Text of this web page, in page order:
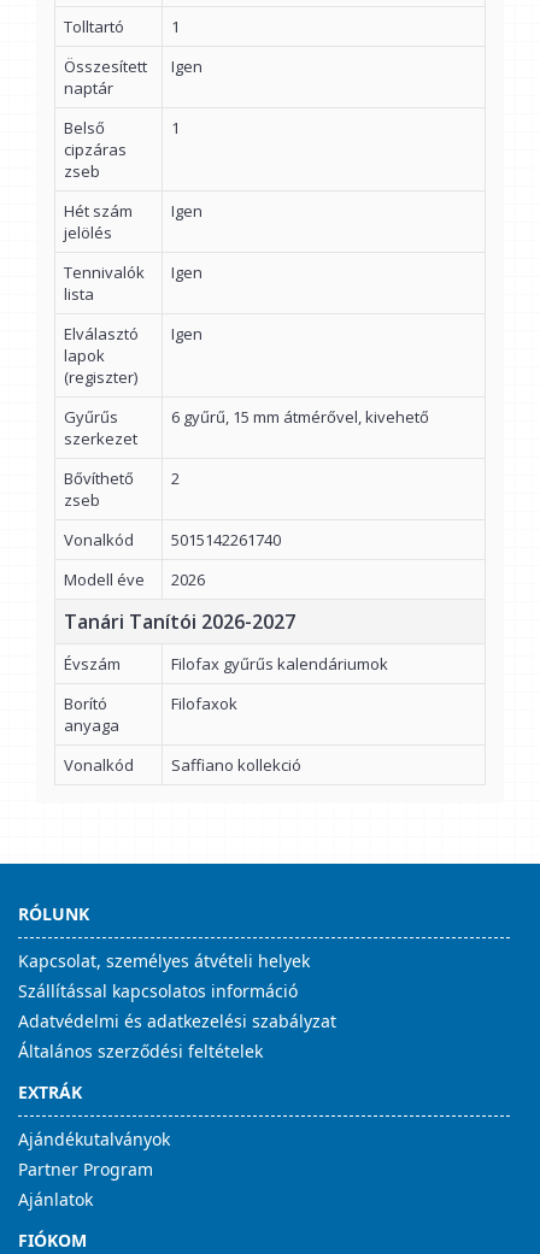
Tolltartó
1
Összesített
naptár
Igen
Belső
cipzáras
zseb
1
Hét szám
jelölés
Igen
Tennivalók
lista
Igen
Elválasztó
lapok
(regiszter)
Igen
Gyűrűs
szerkezet
6 gyűrű, 15 mm átmérővel, kivehető
Bővíthető
zseb
2
Vonalkód
5015142261740
Modell éve
2026
Tanári Tanítói 2026-2027
Évszám
Filofax gyűrűs kalendáriumok
Borító
anyaga
Filofaxok
Vonalkód Saffiano kollekció
RÓLUNK
Kapcsolat, személyes átvételi helyek
Szállítással kapcsolatos információ
Adatvédelmi és adatkezelési szabályzat
Általános szerződési feltételek
EXTRÁK
Ajándékutalványok
Partner Program
Ajánlatok
FIÓKOM